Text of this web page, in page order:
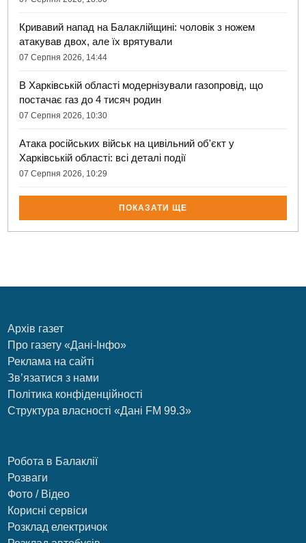
Кривавий напад на Балаклійщині: чоловік з ножем
атакував двох, але їх врятували
07 Серпня 2026, 14:44
В Харківській області модернізували газопровід, що
постачає газ до 4 тисяч родин
07 Серпня 2026, 10:30
Атака російських військ на цивільний об'єкт у
Харківській області: всі деталі події
07 Серпня 2026, 10:29
ПОКАЗАТИ ЩЕ
Архів газет
Про газету «Дані-Інфо»
Реклама на сайті
Зв’язатися з нами
Політика конфіденційності
Структура власності «Дані FM 99.3»
Робота в Балаклії
Розваги
Фото / Відео
Корисні сервіси
Розклад електричок